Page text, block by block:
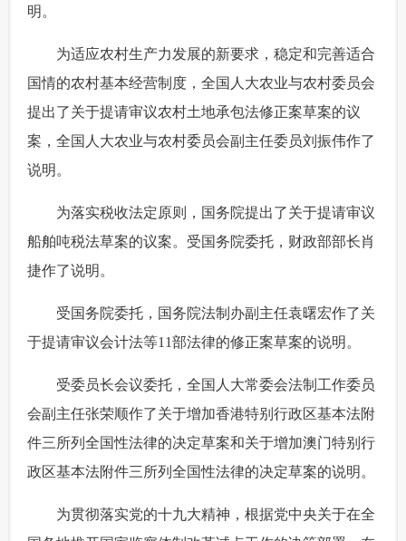
明。
为适应农村生产力发展的新要求，稳定和完善适合
国情的农村基本经营制度，全国人大农业与农村委员会
提出了关于提请审议农村土地承包法修正案草案的议
案，全国人大农业与农村委员会副主任委员刘振伟作了
说明。
为落实税收法定原则，国务院提出了关于提请审议
船舶吨税法草案的议案。受国务院委托，财政部部长肖
捷作了说明。
受国务院委托，国务院法制办副主任袁曙宏作了关
于提请审议会计法等11部法律的修正案草案的说明。
受委员长会议委托，全国人大常委会法制工作委员
会副主任张荣顺作了关于增加香港特别行政区基本法附
件三所列全国性法律的决定草案和关于增加澳门特别行
政区基本法附件三所列全国性法律的决定草案的说明。
为贯彻落实党的十九大精神，根据党中央关于在全